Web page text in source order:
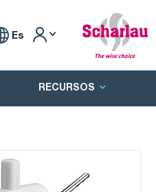
Es
RECURSOS